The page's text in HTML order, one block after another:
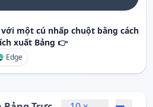
một cú nhấp chuột bằng cách
xuất Bảng 👉
Edge